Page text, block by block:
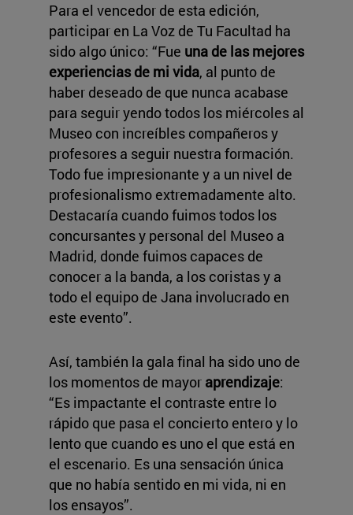
Para el vencedor de esta edición,
participar en La Voz de Tu Facultad ha
sido algo único: “Fue una de las mejores
experiencias de mi vida, al punto de
haber deseado de que nunca acabase
para seguir yendo todos los miércoles al
Museo con increíbles compañeros y
profesores a seguir nuestra formación.
Todo fue impresionante y a un nivel de
profesionalismo extremadamente alto.
Destacaría cuando fuimos todos los
concursantes y personal del Museo a
Madrid, donde fuimos capaces de
conocer a la banda, a los coristas y a
todo el equipo de Jana involucrado en
este evento”.
Así, también la gala final ha sido uno de
los momentos de mayor aprendizaje:
“Es impactante el contraste entre lo
rápido que pasa el concierto entero y lo
lento que cuando es uno el que está en
el escenario. Es una sensación única
que no había sentido en mi vida, ni en
los ensayos”.